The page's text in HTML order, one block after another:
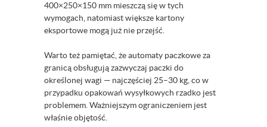
400×250×150 mm mieszczą się w tych
wymogach, natomiast większe kartony
eksportowe mogą już nie przejść.
Warto też pamiętać, że automaty paczkowe za
granicą obsługują zazwyczaj paczki do
określonej wagi — najczęściej 25–30 kg, co w
przypadku opakowań wysyłkowych rzadko jest
problemem. Ważniejszym ograniczeniem jest
właśnie objętość.